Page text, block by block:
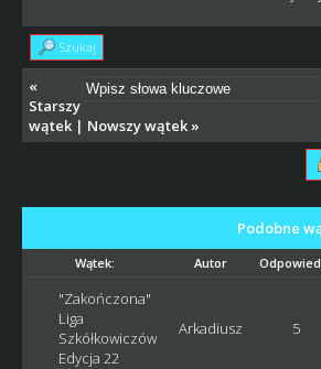
Szukaj
«
Starszy
wątek| Nowszy wątek»
Podobne
Wątek: Autor
"Zakończona"
Liga
Szkółkowiczów
Edycja 22
Arkadiusz 5